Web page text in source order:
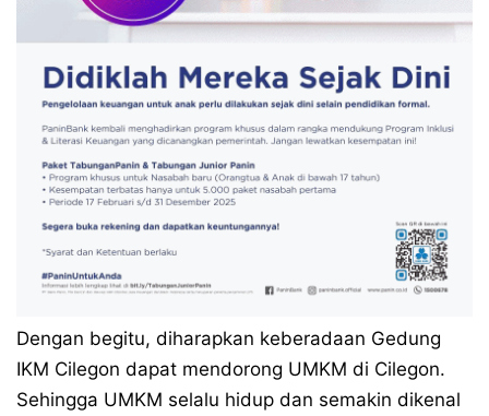
Dengan begitu, diharapkan keberadaan Gedung
IKM Cilegon dapat mendorong UMKM di Cilegon.
Sehingga UMKM selalu hidup dan semakin dikenal